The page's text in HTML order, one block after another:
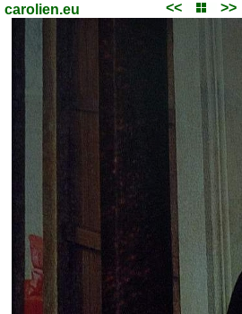
carolien.eu << >>